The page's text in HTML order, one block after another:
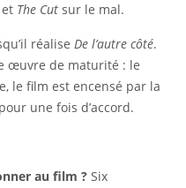
The Cut sur le mal.
réalise De l’autre côté.
œuvre de maturité : le
le film est encensé par la
une fois d’accord.
au film ? Six